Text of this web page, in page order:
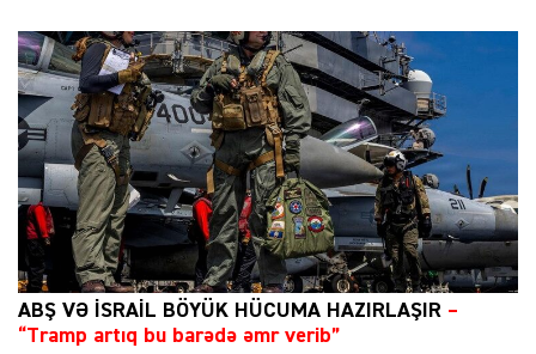
ABŞ VƏ İSRAİL BÖYÜK HÜCUMA HAZIRLAŞIR –
“Tramp artıq bu barədə əmr verib”